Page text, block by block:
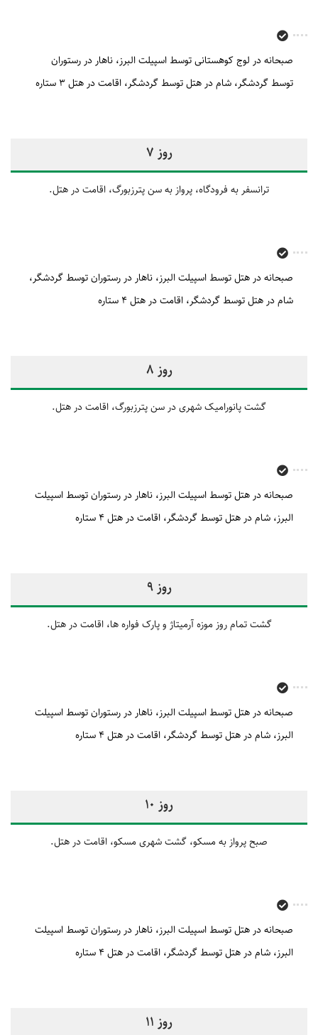
صبحانه در لوج کوهستانی توسط اسپیلت البرز ناهار در رستوران
توسط گردشگر شام در هتل توسط گردشگر اقامت در هتل 3 ستاره
روز 7
ترانسفر به فرودگاه، پرواز به سن پترزبورگ، اقامت در هتل.
صبحانه در هتل توسط اسپیلت البرز ناهار در رستوران توسط گردشگر
شام در هتل توسط گردشگر اقامت در هتل 4 ستاره
روز 8
گشت پانورامیک شهری در سن پترزبورگ، اقامت در هتل.
صبحانه در هتل توسط اسپیلت البرز ناهار در رستوران توسط اسپیلت
البرز شام در هتل توسط گردشگر اقامت در هتل 4 ستاره
روز 9
گشت تمام روز موزه آرمیتاژ و پارک فواره ها، اقامت در هتل.
صبحانه در هتل توسط اسپیلت البرز ناهار در رستوران توسط اسپیلت
البرز شام در هتل توسط گردشگر اقامت در هتل 4 ستاره
روز 10
صبح پرواز به مسکو، گشت شهری مسکو، اقامت در هتل.
صبحانه در هتل توسط اسپیلت البرز ناهار در رستوران توسط اسپیلت
البرز شام در هتل توسط گردشگر اقامت در هتل 4 ستاره
روز 11